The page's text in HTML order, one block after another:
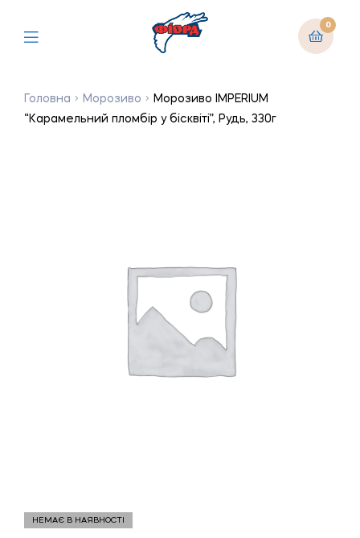
0
Головна Морозиво
Морозиво IMPERIUM
“Карамельний пломбір у бісквіті”, Рудь, 330г
НЕМАЄ В НАЯВНОСТІ